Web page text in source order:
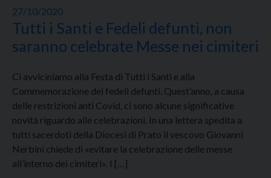
27/10/2020
Tutti i Santi e Fedeli defunti, non
saranno celebrate Messe nei cimiteri
Ci avviciniamo alla Festa di Tutti i Santi e alla
Commemorazione dei fedeli defunti. Quest’anno, a causa
delle restrizioni anti Covid, ci sono alcune significative
novità riguardo alle celebrazioni. In una lettera spedita a
tutti sacerdoti della Diocesi di Prato il vescovo Giovanni
Nerbini chiede di «evitare la celebrazione delle messe
all’interno dei cimiteri». I […]